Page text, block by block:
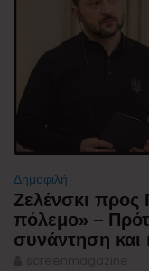
Δημοφιλή
Ζελένσκι προς
πόλεμο» –
συνάντηση